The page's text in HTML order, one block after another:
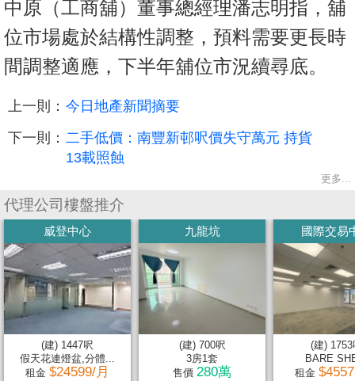
中原（工商舖）董事總經理潘志明指，舖
位市場處於結構性調整，預料需要更長時
間調整適應，下半年舖位市況續尋底。
上一則： 今日地產新聞摘要
下一則： 二手低價：南豐新邨呎價失守萬元 持貨
13載照蝕
更多...
代理公司樓盤推介
威登中心
(建) 1447呎
假天花連燈盆,分體...
租金 $24599/月
九龍坑
(建) 700呎
3房1套
售價 280萬
國際交易
(建) 1753
BARE
租金